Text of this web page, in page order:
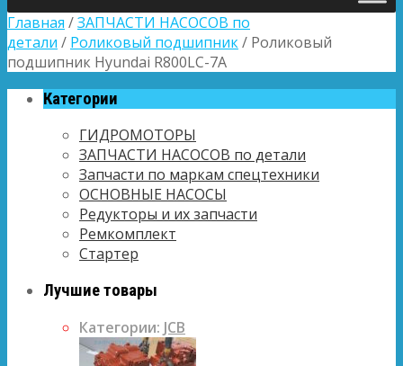
Главная /ЗАПЧАСТИ НАСОСОВ по
детали / Роликовый подшипник/ Роликовый
подшипник Hyundai R800LC-7A
Категории
ГИДРОМОТОРЫ
ЗАПЧАСТИ НАСОСОВ по детали
Запчасти по маркам спецтехники
ОСНОВНЫЕ НАСОСЫ
Редукторы и их запчасти
Ремкомплект
Стартер
Лучшие товары
Категории: JCB